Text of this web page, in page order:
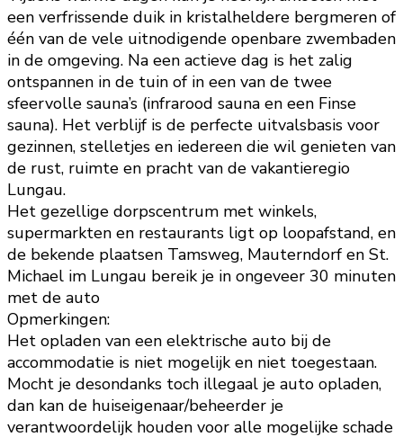
een verfrissende duik in kristalheldere bergmeren of
één van de vele uitnodigende openbare zwembaden
in de omgeving. Na een actieve dag is het zalig
ontspannen in de tuin of in een van de twee
sfeervolle sauna’s (infrarood sauna en een Finse
sauna). Het verblijf is de perfecte uitvalsbasis voor
gezinnen, stelletjes en iedereen die wil genieten van
de rust, ruimte en pracht van de vakantieregio
Lungau.
Het gezellige dorpscentrum met winkels,
supermarkten en restaurants ligt op loopafstand, en
de bekende plaatsen Tamsweg, Mauterndorf en St.
Michael im Lungau bereik je in ongeveer 30 minuten
met de auto
Opmerkingen:
Het opladen van een elektrische auto bij de
accommodatie is niet mogelijk en niet toegestaan.
Mocht je desondanks toch illegaal je auto opladen,
dan kan de huiseigenaar/beheerder je
verantwoordelijk houden voor alle mogelijke schade